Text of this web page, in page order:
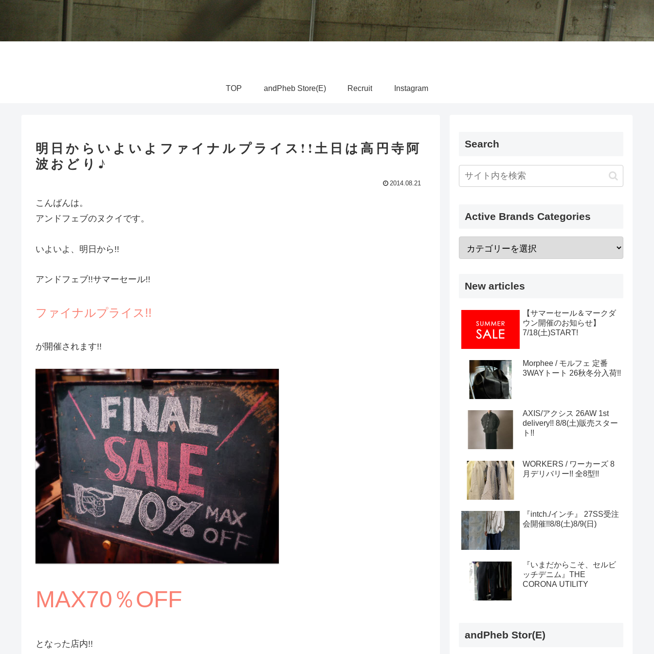
TOP andPheb Store(E) Recruit Instagram
明日からいよいよファイナルプライス!!土日は高円寺阿
波おどり♪
2014.08.21
こんばんは。
アンドフェブのヌクイです。
いよいよ、明日から!!
アンドフェブ!!サマーセール!!
ファイナルプライス!!
が開催されます!!
MAX70％OFF
となった店内!!
Search
Active Brands Categories
New articles
【サマーセール＆マークダ
ウン開催のお知らせ】
7/18(土)START!
Morphee / モルフェ 定番
3WAYトート 26秋冬分入荷!!
AXIS/アクシス 26AW 1st
delivery!! 8/8(土)販売スター
ト!!
WORKERS / ワーカーズ 8
月デリバリー!! 全8型!!
『intch./インチ』 27SS受注
会開催!!8/8(土)8/9(日)
『いまだからこそ、セルビ
ッチデニム』THE
CORONA UTILITY
andPheb Stor(E)